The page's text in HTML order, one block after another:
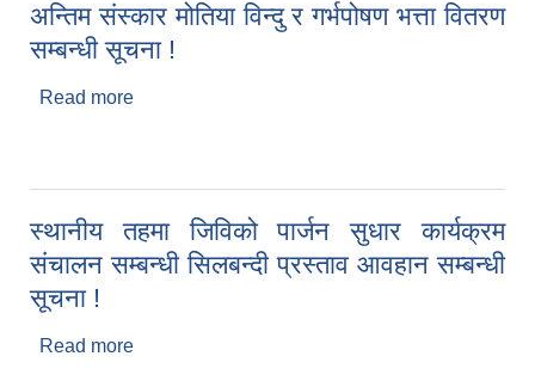
अन्तिम संस्कार मोतिया विन्दु र गर्भपोषण भत्ता वितरण
सम्बन्धी सूचना !
Read more
स्थानीय तहमा जिविको पार्जन सुधार कार्यक्रम
संचालन सम्बन्धी सिलबन्दी प्रस्ताव आवहान सम्बन्धी
सूचना !
Read more